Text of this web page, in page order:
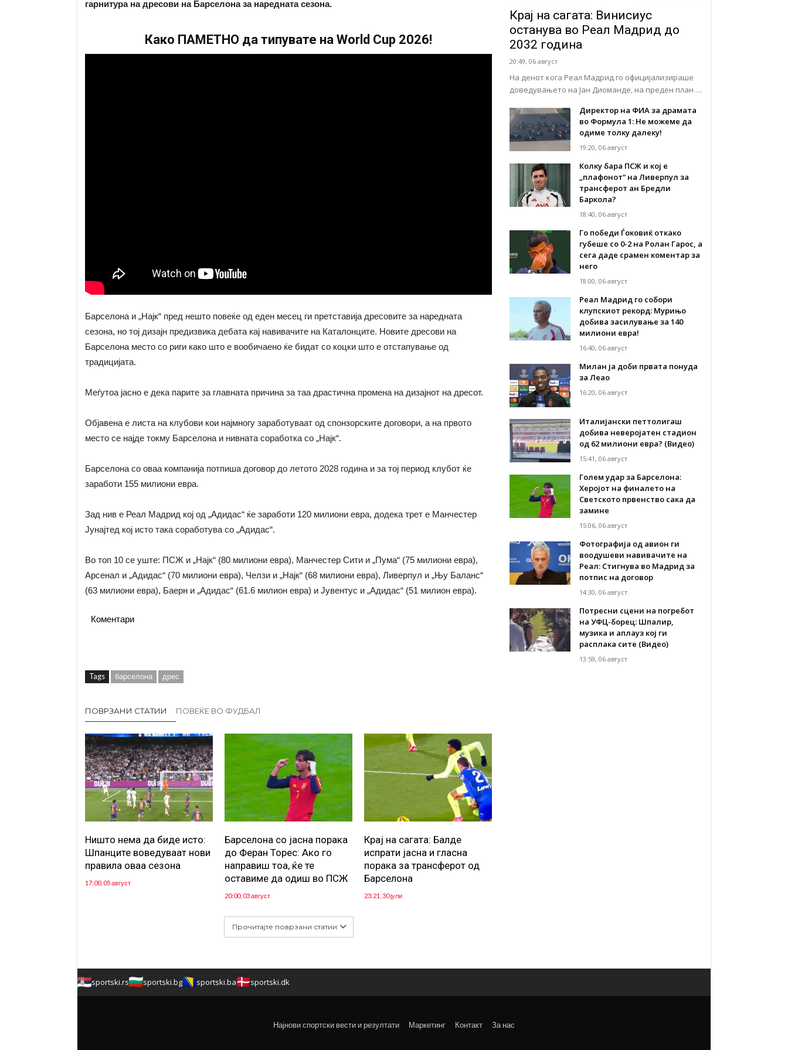
гарнитура на дресови на Барселона за наредната сезона.
Како ПАМЕТНО да типувате на World Cup 2026!
Барселона и „Најк“ пред нешто повеќе од еден месец ги претставија дресовите за наредната
сезона, но тој дизајн предизвика дебата кај навивачите на Каталонците. Новите дресови на
Барселона место со риги како што е вообичаено ќе бидат со коцки што е отстапување од
традицијата.
Меѓутоа јасно е дека парите за главната причина за таа драстична промена на дизајнот на дресот.
Објавена е листа на клубови кои најмногу заработуваат од спонзорските договори, а на првото
место се најде токму Барселона и нивната соработка со „Најк“.
Барселона со оваа компанија потпиша договор до летото 2028 година и за тој период клубот ќе
заработи 155 милиони евра.
Зад нив е Реал Мадрид кој од „Адидас“ ќе заработи 120 милиони евра, додека трет е Манчестер
Јунајтед кој исто така соработува со „Адидас“.
Во топ 10 се уште: ПСЖ и „Најк“ (80 милиони евра), Манчестер Сити и „Пума“ (75 милиони евра),
Арсенал и „Адидас“ (70 милиони евра), Челзи и „Најк“ (68 милиони евра), Ливерпул и „Њу Баланс“
(63 милиони евра), Баерн и „Адидас“ (61.6 милион евра) и Јувентус и „Адидас“ (51 милион евра).
Коментари
Tags барселона дрес
ПОВРЗАНИ СТАТИИ ПОВЕЌЕ ВО ФУДБАЛ
Ништо нема да биде исто:
Шпанците воведуваат нови
правила оваа сезона
17:00, 05 август
Барселона со јасна порака
до Феран Торес: Ако го
направиш тоа, ќе те
оставиме да одиш во ПСЖ
20:00, 03 август
Крај на сагата: Балде
испрати јасна и гласна
порака за трансферот од
Барселона
23:21, 30 јули
Прочитајте поврзани статии
Крај на сагата: Винисиус
останува во Реал Мадрид до
2032 година
20:49, 06 август
На денот кога Реал Мадрид го официјализираше
доведувањето на Јан Диоманде, на преден план …
Директор на ФИА за драмата
во Формула 1: Не можеме да
одиме толку далеку!
19:20, 06 август
Колку бара ПСЖ и кој е
„плафонот“ на Ливерпул за
трансферот ан Бредли
Баркола?
18:40, 06 август
Го победи Ѓоковиќ откако
губеше со 0-2 на Ролан Гарос, а
сега даде срамен коментар за
него
18:00, 06 август
Реал Мадрид го собори
клупскиот рекорд: Мурињо
добива засилување за 140
милиони евра!
16:40, 06 август
Милан ја доби првата понуда
за Леао
16:20, 06 август
Италијански петтолигаш
добива неверојатен стадион
од 62 милиони евра? (Видео)
15:41, 06 август
Голем удар за Барселона:
Херојот на финалето на
Светското првенство сака да
замине
15:06, 06 август
Фотографија од авион ги
воодушеви навивачите на
Реал: Стигнува во Мадрид за
потпис на договор
14:30, 06 август
Потресни сцени на погребот
на УФЦ-борец: Шпалир,
музика и аплауз кој ги
расплака сите (Видео)
13:59, 06 август
sportski.rs sportski.bg sportski.ba sportski.dk
Најнови спортски вести и резултати Маркетинг Контакт За нас